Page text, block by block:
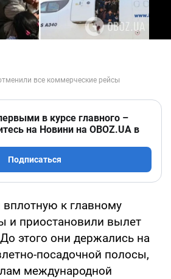
в курсе главного –
на Новини на OBOZ.UA в
Подписаться
к главному
и приостановили вылет
этого они держались на
посадочной полосы,
международной